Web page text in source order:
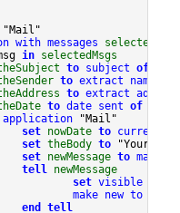
"Mail"
with messages
selectedMsgs
in selectedMsgs
to subject of
to extract name
to extract
to date sent of
application "Mail"
set nowDate to current
set theBody to "Your
set newMessage to make
tell newMessage
set visible
make new to
end tell